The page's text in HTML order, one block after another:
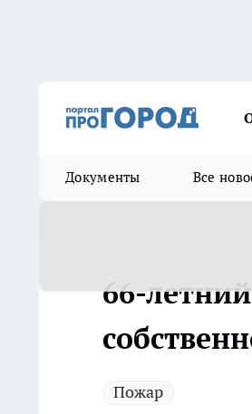
Документы Все
66-
Пожар